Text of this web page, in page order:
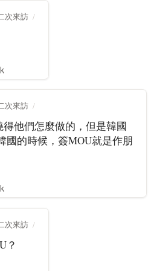
次來訪
次來訪
他們怎麼做的，但是韓國
國的時候，簽MOU就是作朋
次來訪
？